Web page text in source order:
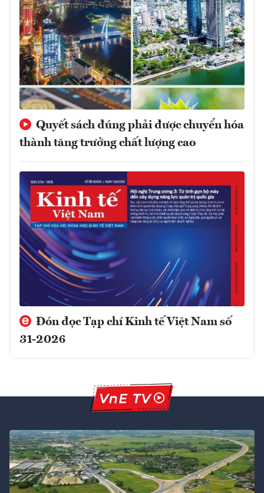
Quyết sách đúng phải được chuyển hóa
thành tăng trưởng chất lượng cao
Đón đọc Tạp chí Kinh tế Việt Nam số
31-2026